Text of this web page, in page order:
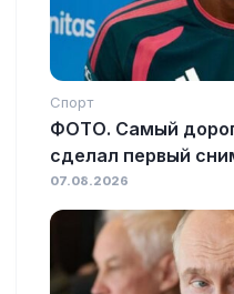
Спорт
ФОТО. Самый
сделал первый
07.08.2026